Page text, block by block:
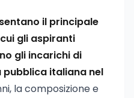
il principale
gli aspiranti
gli incarichi di
pubblica italiana nel
la composizione e